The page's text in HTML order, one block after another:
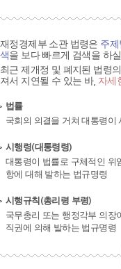
재정경제부 소관 법령은 주
색을 보다 빠르게 검색을 하
최근 제개정 및 폐지된 법령
져서 지연될 수 있는 바, 자세
법률
국회의 의결을 거쳐 대통령이
시행령(대통령령)
대통령이 법률로 구체적인 위
항에 대해 발하는 법규명령
시행규칙(총리령 부령)
국무총리 또는 행정각부 의장
직권에 의해 발하는 법규명령